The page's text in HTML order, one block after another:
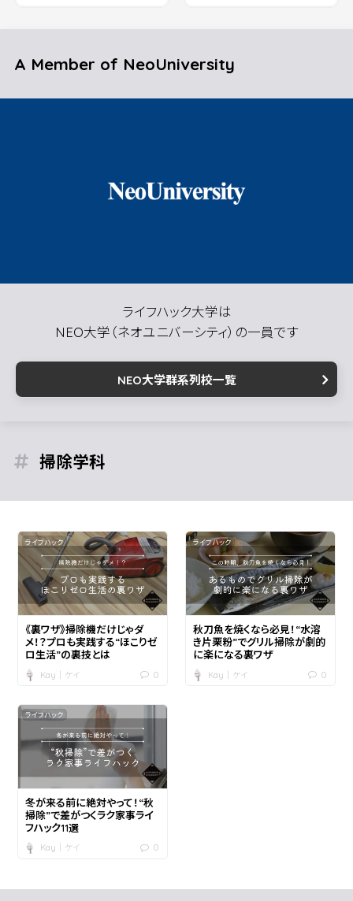
A Member of NeoUniversity
ライフハック大学は
NEO大学（ネオユニバーシティ）の一員です
NEO大学群系列校一覧
掃除
ライフハック
《裏ワザ》掃除機だけじゃダ
メ！？プロも実践する“ほこりゼ
ロ生活”の裏技とは
Kay｜ケイ 0
ライフハック
秋刀魚を焼くなら必見！“水溶
き片栗粉”でグリル掃除が劇的
に楽になる裏ワザ
Kay｜ケイ 0
ライフハック
冬が来る前に絶対やって！“秋
掃除”で差がつくラク家事ライ
フハック11選
Kay｜ケイ 0